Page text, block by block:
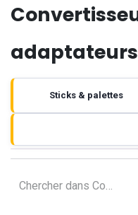
adaptateurs
Sticks & palettes